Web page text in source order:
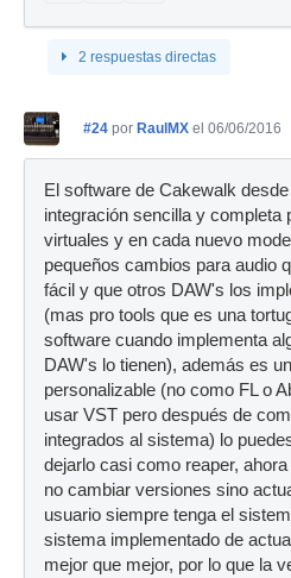
2 respuestas directas
#24 por RaulMX el 06/06/2016
El software de Cakewalk
integración sencilla y completa
virtuales y en cada nuevo
pequeños cambios para audio
fácil y que otros DAW's los
(mas pro tools que es una
software cuando implementa
DAW's lo tienen), además es
personalizable (no como FL o
usar VST pero después de
integrados al sistema) lo
dejarlo casi como reaper,
no cambiar versiones sino
usuario siempre tenga el
sistema implementado de
mejor que mejor, por lo que la